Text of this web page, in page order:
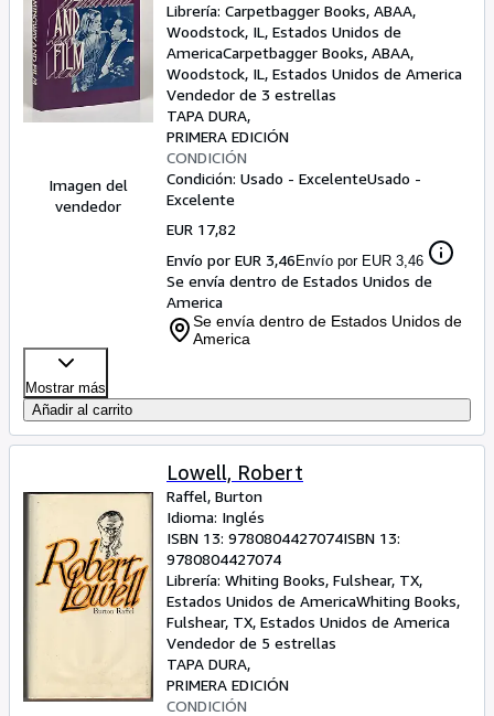
Imagen del
vendedor
Librería: Carpetbagger Books, ABAA,
Woodstock, IL, Estados Unidos de
AmericaCarpetbagger Books, ABAA,
Woodstock, IL, Estados Unidos de America
Vendedor de 3 estrellas
TAPA DURA
PRIMERA EDICIÓN
CONDICIÓN
Condición: Usado - ExcelenteUsado -
Excelente
EUR 17,82
Envío por EUR 3,46Envío por EUR 3,46
Se envía dentro de Estados Unidos de
America
Se envía dentro de Estados Unidos de
America
Mostrar más
Añadir al carrito
Lowell, Robert
Raffel, Burton
Idioma: Inglés
ISBN 13: 9780804427074ISBN 13:
9780804427074
Librería: Whiting Books, Fulshear, TX,
Estados Unidos de AmericaWhiting Books,
Fulshear, TX, Estados Unidos de America
Vendedor de 5 estrellas
TAPA DURA
PRIMERA EDICIÓN
CONDICIÓN